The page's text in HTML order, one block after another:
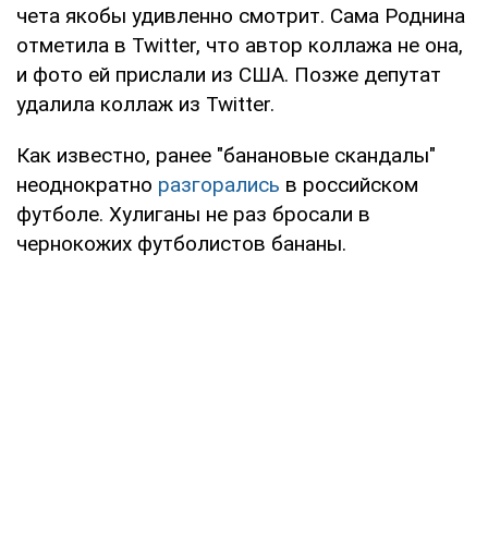
чета якобы удивленно смотрит. Сама Роднина
отметила в Twitter, что автор коллажа не она,
и фото ей прислали из США. Позже депутат
удалила коллаж из Twitter.
Как известно, ранее "банановые скандалы"
неоднократно разгорались в российском
футболе. Хулиганы не раз бросали в
чернокожих футболистов бананы.